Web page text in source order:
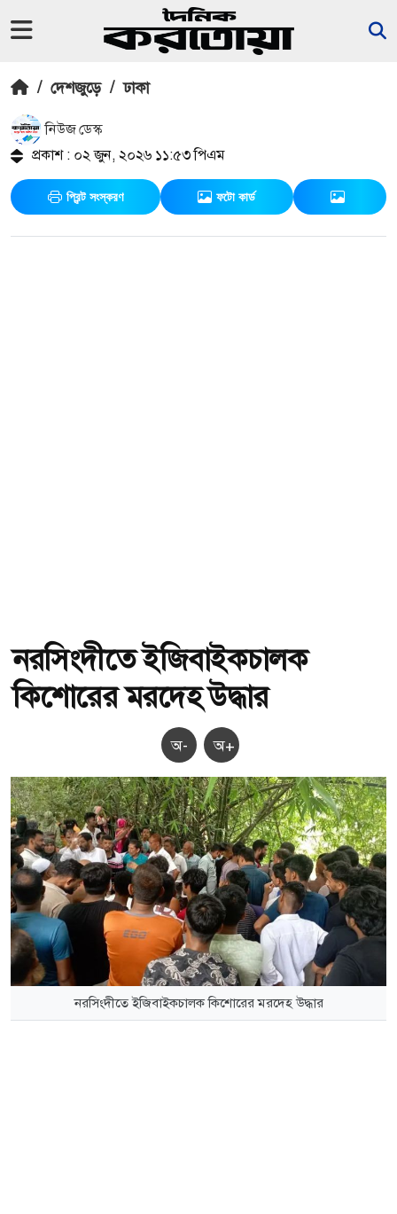
/ দেশজুড়ে / ঢাকা
নিউজ ডেস্ক
প্রকাশ : ০২ জুন, ২০২৬ ১১:৫৩ পিএম
প্রিন্ট সংস্করণ ফটো কার্ড
নরসিংদীতে ইজিবাইকচালক
কিশোরের মরদেহ উদ্ধার
অ- অ+
নরসিংদীতে ইজিবাইকচালক কিশোরের মরদেহ উদ্ধার